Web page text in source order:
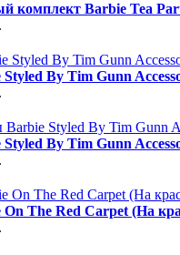
комплект Barbie Tea
By Tim Gunn
By Tim Gunn
The Red Carpet (На